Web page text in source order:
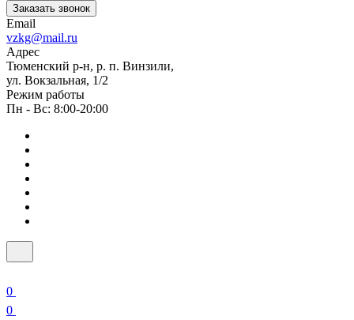
Заказать звонок
Email
vzkg@mail.ru
Адрес
Тюменский р-н, р. п. Винзили,
ул. Вокзальная, 1/2
Режим работы
Пн - Вс: 8:00-20:00
0
0